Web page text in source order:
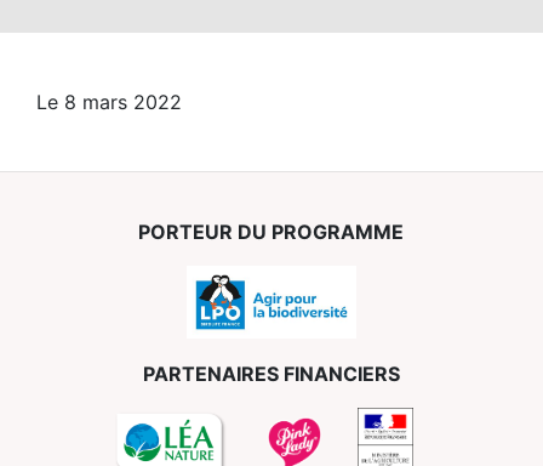
Le 8 mars 2022
PORTEUR DU PROGRAMME
PARTENAIRES FINANCIERS